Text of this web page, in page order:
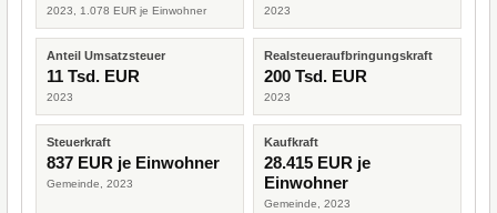
2023, 1.078 EUR je Einwohner 2023
Anteil Umsatzsteuer
11 Tsd. EUR
2023
Realsteueraufbringungskraft
200 Tsd. EUR
2023
Steuerkraft
837 EUR je Einwohner
Gemeinde, 2023
Kaufkraft
28.415 EUR je
Einwohner
Gemeinde, 2023